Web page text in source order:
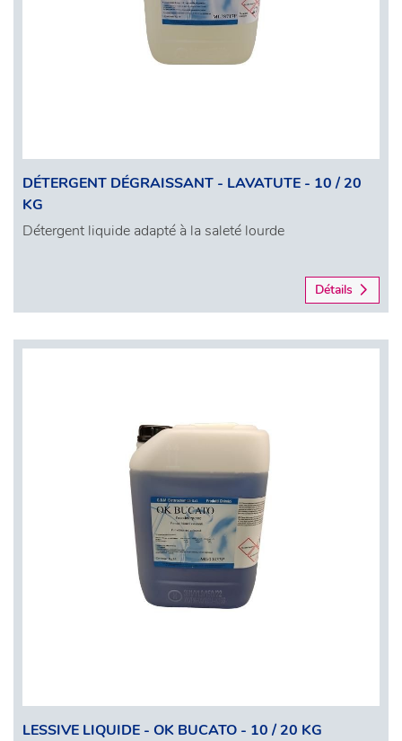
DÉTERGENT DÉGRAISSANT - LAVATUTE - 10 / 20
KG
Détergent liquide adapté à la saleté lourde
Détails
LESSIVE LIQUIDE - OK BUCATO - 10 / 20 KG